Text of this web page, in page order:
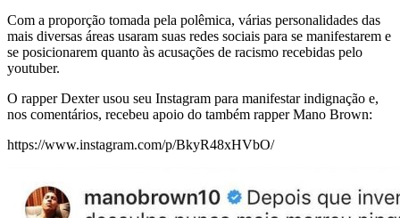
Com a proporção tomada pela polêmica, várias personalidades das
mais diversas áreas usaram suas redes sociais para se manifestarem e
se posicionarem quanto às acusações de racismo recebidas pelo
youtuber.
O rapper Dexter usou seu Instagram para manifestar indignação e,
nos comentários, recebeu apoio do também rapper Mano Brown:
https://www.instagram.com/p/BkyR48xHVbO/